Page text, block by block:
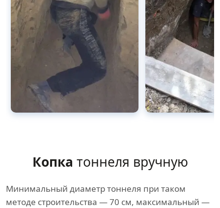
Копка тоннеля вручную
Минимальный диаметр тоннеля при таком
методе строительства — 70 см, максимальный —